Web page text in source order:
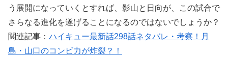
う展開になっていくとすれば、影山と日向が、この試合で
さらなる進化を遂げることになるのではないでしょうか？
関連記事： ハイキュー最新話298話ネタバレ・考察！月
島・山口のコンビ力が炸裂？！